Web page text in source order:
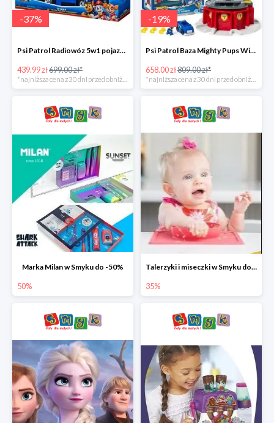
-37%
Psi Patrol Radiowóz 5w1 pojazd ratunkowy z figurką Chase'a -37%
439.99 zł699.00 zł*
-19%
Psi Patrol Baza Mighty Pups Wieża obserwacyjna+pojazd z figurką -19%
658.00 zł809.00 zł*
Marka Milan w Smyku do -50%
50%
Talerzyki i miseczki w Smyku do -35%
35%